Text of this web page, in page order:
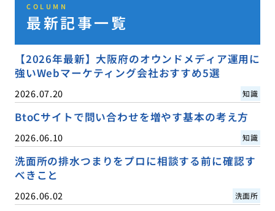
COLUMN
最新記事一覧
【2026年最新】大阪府のオウンドメディア運用に
強いWebマーケティング会社おすすめ5選
2026.07.20 知識
BtoCサイトで問い合わせを増やす基本の考え方
2026.06.10 知識
洗面所の排水つまりをプロに相談する前に確認す
べきこと
2026.06.02 洗面所